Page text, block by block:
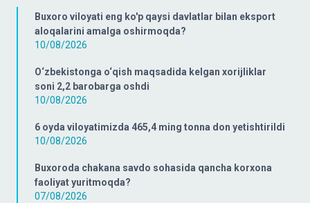
Buxoro viloyati eng ko'p qaysi davlatlar bilan eksport
aloqalarini amalga oshirmoqda?
10/08/2026
O‘zbekistonga o‘qish maqsadida kelgan xorijliklar
soni 2,2 barobarga oshdi
10/08/2026
6 oyda viloyatimizda 465,4 ming tonna don yetishtirildi
10/08/2026
Buxoroda chakana savdo sohasida qancha korxona
faoliyat yuritmoqda?
07/08/2026